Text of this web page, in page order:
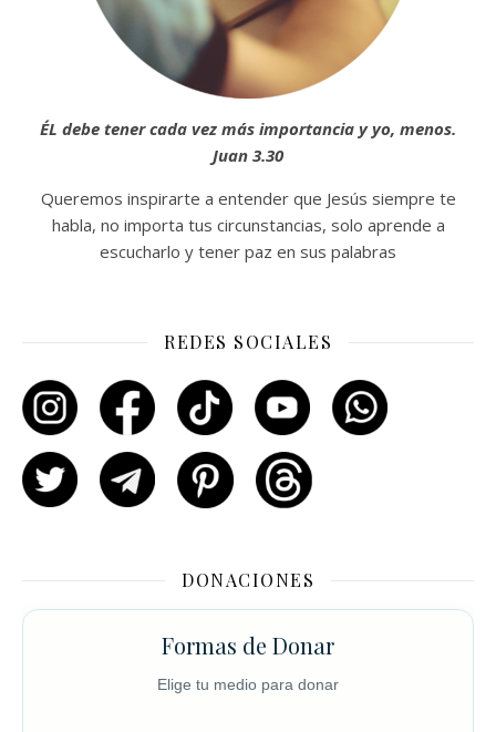
ÉL debe tener cada vez más importancia y yo, menos.
Juan 3.30
Queremos inspirarte a entender que Jesús siempre te
habla, no importa tus circunstancias, solo aprende a
escucharlo y tener paz en sus palabras
REDES SOCIALES
DONACIONES
Formas de Donar
Elige tu medio para donar